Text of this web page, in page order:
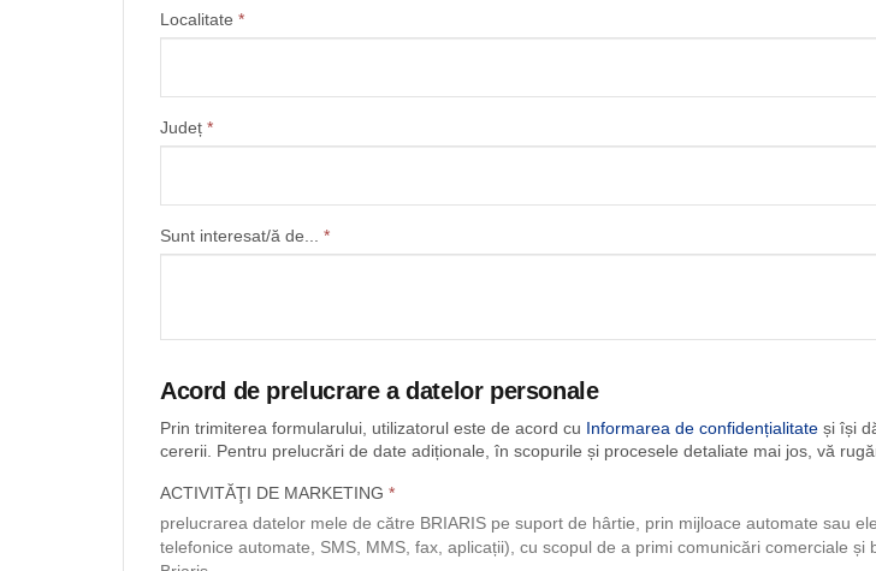
Localitate *
Județ *
Sunt interesat/ă de... *
Acord de prelucrare a datelor personale
Prin trimiterea formularului, utilizatorul este de acord cu Informarea de confidențialitate și își
cererii. Pentru prelucrări de date adiționale, în scopurile și procesele detaliate mai jos, vă
ACTIVITĂŢI DE MARKETING *
prelucrarea datelor mele de către BRIARIS pe suport de hârtie, prin mijloace automate sau
telefonice automate, SMS, MMS, fax, aplicații), cu scopul de a primi comunicări comerciale